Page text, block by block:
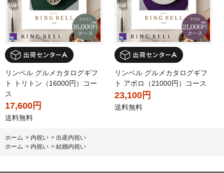
リンベル グルメカタログギフ
ト トリトン（16000円）コー
ス
17,600円
送料無料
リンベル グルメカタログギフ
ト アポロ（21000円）コース
23,100円
送料無料
ホーム > 内祝い > 出産内祝い
ホーム > 内祝い > 結婚内祝い